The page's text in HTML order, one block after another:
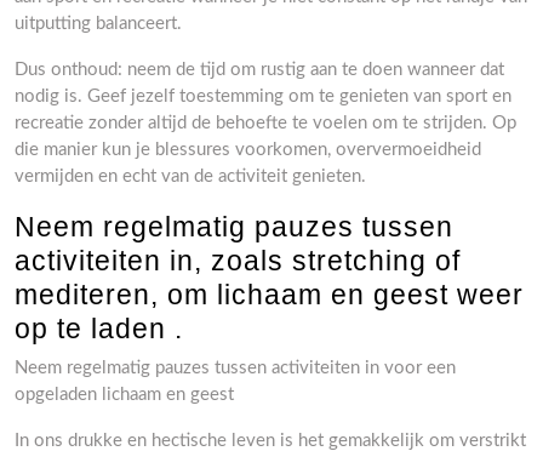
uitputting balanceert.
Dus onthoud: neem de tijd om rustig aan te doen wanneer dat
nodig is. Geef jezelf toestemming om te genieten van sport en
recreatie zonder altijd de behoefte te voelen om te strijden. Op
die manier kun je blessures voorkomen, oververmoeidheid
vermijden en echt van de activiteit genieten.
Neem regelmatig pauzes tussen
activiteiten in, zoals stretching of
mediteren, om lichaam en geest weer
op te laden .
Neem regelmatig pauzes tussen activiteiten in voor een
opgeladen lichaam en geest
In ons drukke en hectische leven is het gemakkelijk om verstrikt